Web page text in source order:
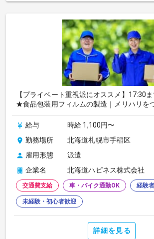
【プライベート重視派にオススメ】17:30
★食品包装用フィルムの製造｜メリハリを
給与
時給 1,100円〜
勤務場所
北海道札幌市手稲区
雇用形態
派遣
企業名
北海道ハピネス株式会社
交通費支給 車・バイク通勤OK 経験
未経験・初心者歓迎
詳細を見る